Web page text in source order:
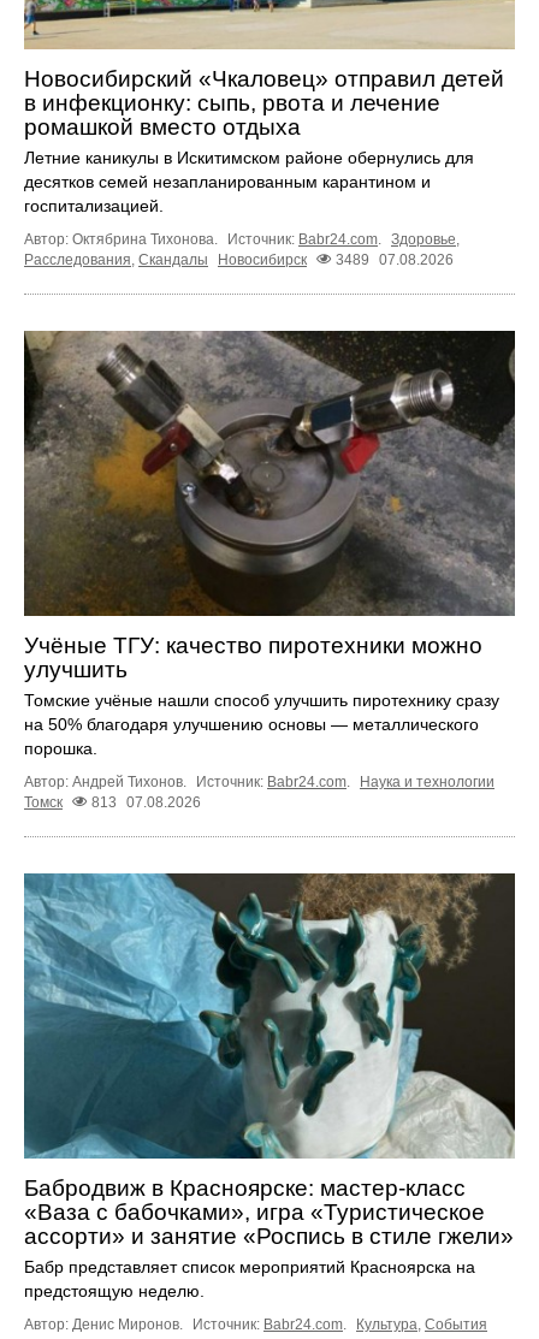
Новосибирский «Чкаловец» отправил детей
в инфекционку: сыпь, рвота и лечение
ромашкой вместо отдыха
Летние каникулы в Искитимском районе обернулись для
десятков семей незапланированным карантином и
госпитализацией.
Автор: Октябрина Тихонова. Источник: Babr24.com. Здоровье,
Расследования, Скандалы Новосибирск 3489 07.08.2026
Учёные ТГУ: качество пиротехники можно
улучшить
Томские учёные нашли способ улучшить пиротехнику сразу
на 50% благодаря улучшению основы — металлического
порошка.
Автор: Андрей Тихонов. Источник: Babr24.com
Наука и технологии
Томск
813 07.08.2026
Бабродвиж в Красноярске: мастер-класс
«Ваза с бабочками», игра «Туристическое
ассорти» и занятие «Роспись в стиле гжели»
Бабр представляет список мероприятий Красноярска на
предстоящую неделю.
Автор: Денис Миронов. Источник: Babr24.com Культура События